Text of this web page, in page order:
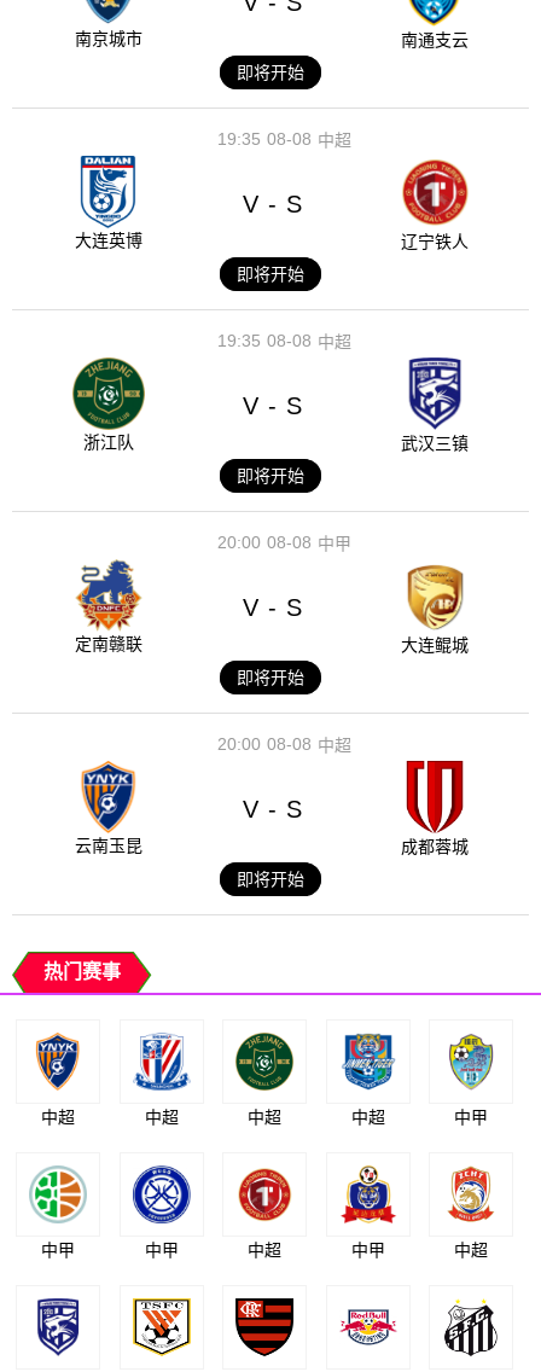
南京城市
南通支云
即将开始
08-08
19:35 中超
大连英博
V - S
辽宁铁人
即将开始
08-08
19:35 中超
浙江队
V - S
武汉三镇
即将开始
08-08
20:00 中甲
定南赣联
V - S
大连鲲城
即将开始
08-08
20:00 中超
云南玉昆
V - S
成都蓉城
即将开始
热门赛事
中超 中超 中超 中超 中甲
中甲 中甲 中超 中甲 中超